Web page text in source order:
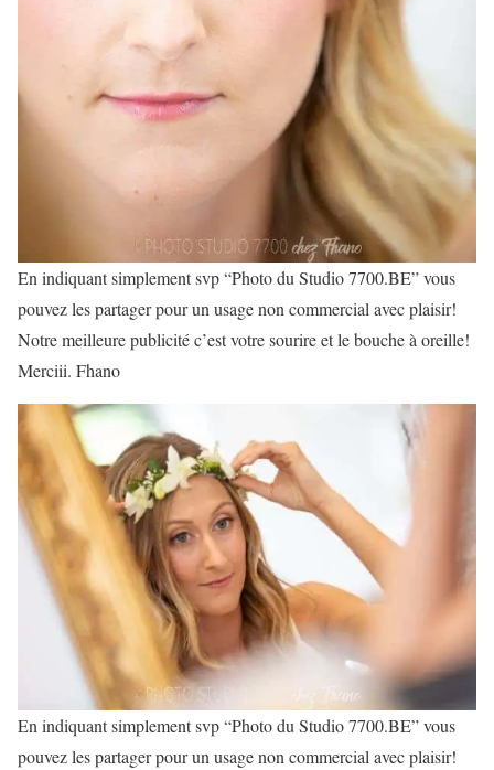
En indiquant simplement svp “Photo du Studio 7700.BE” vous
pouvez les partager pour un usage non commercial avec plaisir!
Notre meilleure publicité c’est votre sourire et le bouche à oreille!
Merciii. Fhano
En indiquant simplement svp “Photo du Studio 7700.BE” vous
pouvez les partager pour un usage non commercial avec plaisir!